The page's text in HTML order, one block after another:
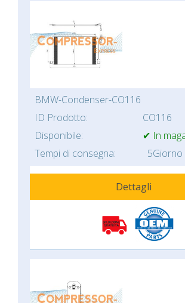
BMW-Condenser-CO116
ID Prodotto:
CO116
Disponibile:
✔ In
Tempi di consegna:
5Giorno
Dettagli